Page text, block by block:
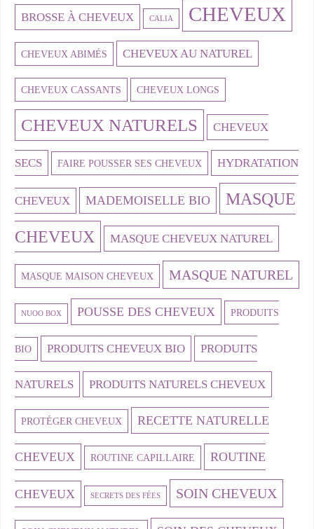
BROSSE À CHEVEUX CALIA CHEVEUX
CHEVEUX ABIMÉS CHEVEUX AU NATUREL
CHEVEUX CASSANTS CHEVEUX LONGS
CHEVEUX NATURELS CHEVEUX
SECS FAIRE POUSSER SES CHEVEUX HYDRATATION
CHEVEUX MADEMOISELLE BIO
MASQUE
CHEVEUX
MASQUE CHEVEUX NATUREL
MASQUE MAISON CHEVEUX MASQUE NATUREL
NUOO BOX POUSSE DES CHEVEUX PRODUITS
BIO PRODUITS CHEVEUX BIO PRODUITS
NATURELS PRODUITS NATURELS CHEVEUX
PROTÉGER CHEVEUX RECETTE NATURELLE
CHEVEUX ROUTINE CAPILLAIRE ROUTINE
CHEVEUX SECRETS DES FÉES SOIN CHEVEUX